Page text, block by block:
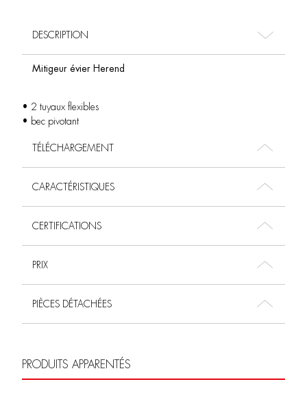
DESCRIPTION
Mitigeur évier Herend
• 2 tuyaux flexibles
• bec pivotant
TÉLÉCHARGEMENT
CARACTÉRISTIQUES
CERTIFICATIONS
PRIX
PIÈCES DÉTACHÉES
PRODUITS APPARENTÉS